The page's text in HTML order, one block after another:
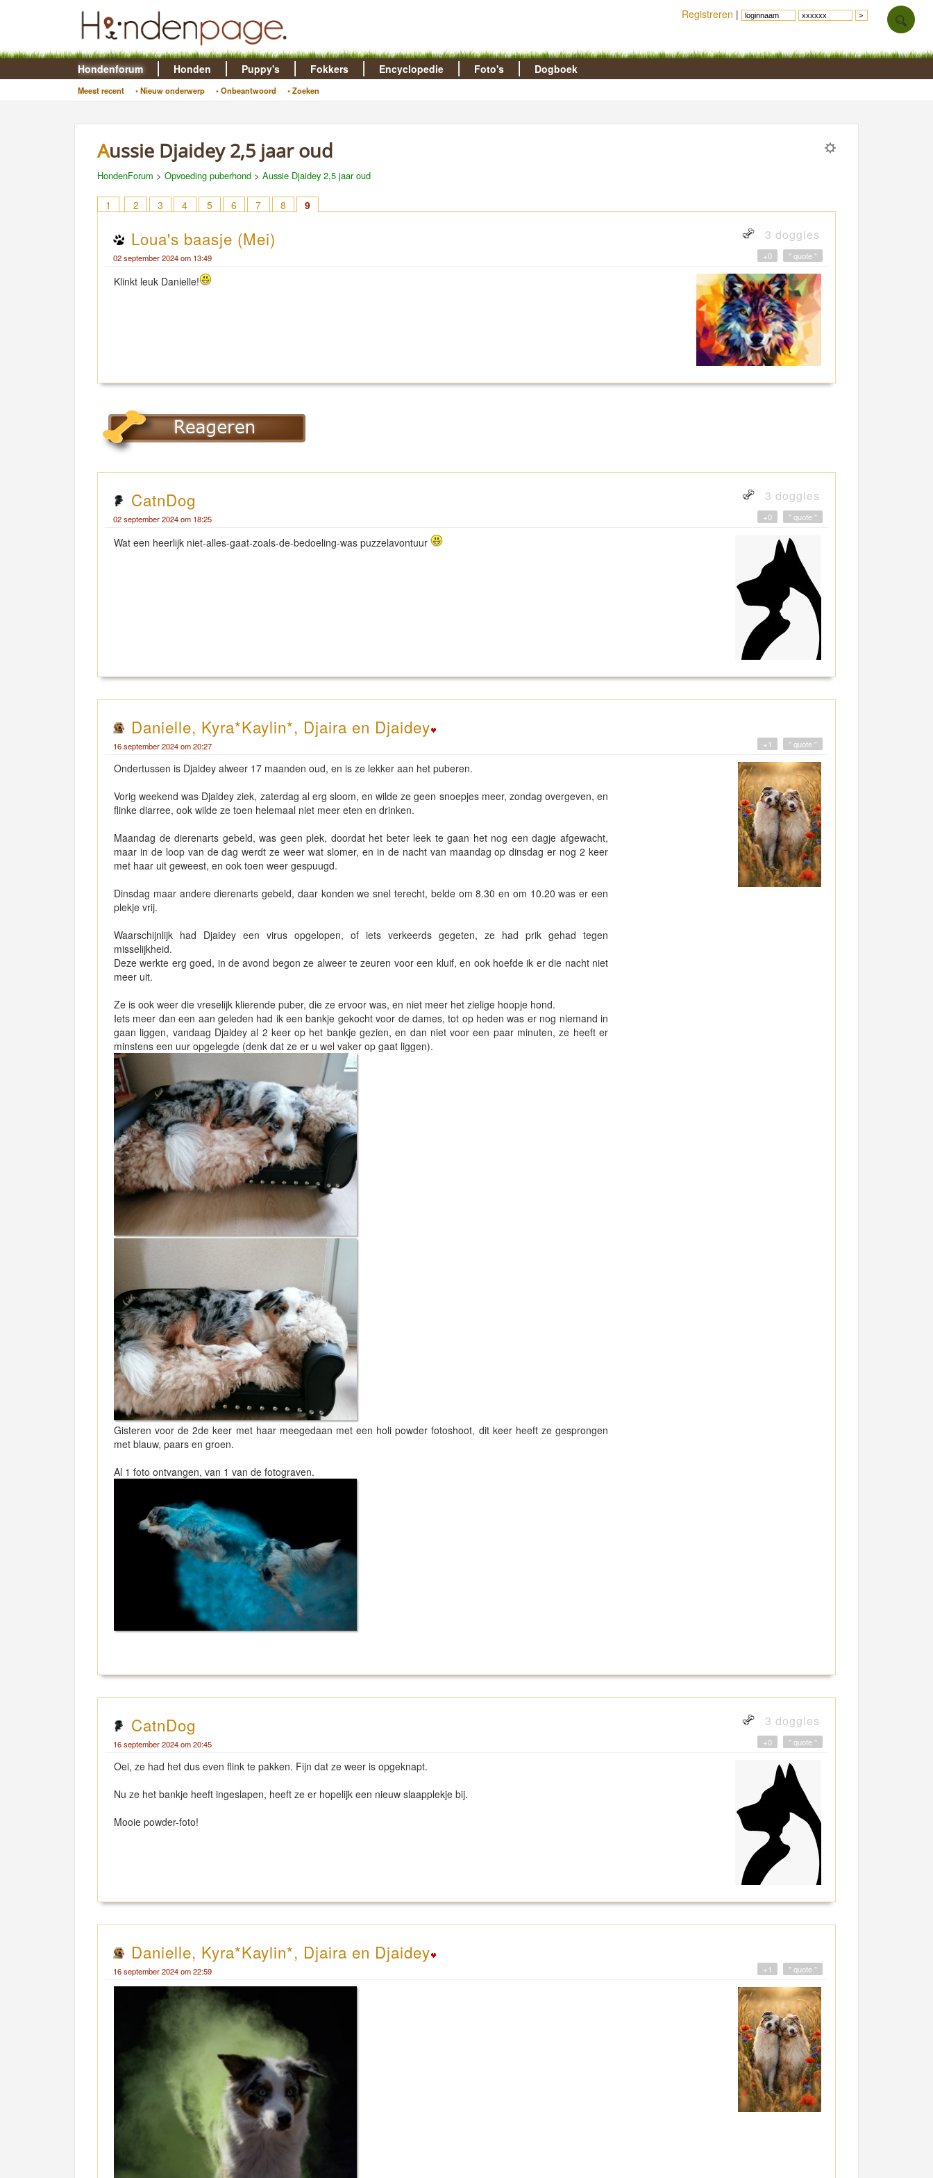
Hondenforum
Meest recent • Nieuw onderwerp • Onbeantwoord • Zoeken
Honden Puppy's Fokkers Encyclopedie Foto's Dogboek
Aussie Djaidey 2,5 jaar oud
HondenForum > Opvoeding puberhond > Aussie Djaidey 2,5 jaar oud
1 2 3 4 5 6 7 8 9
Loua's baasje (Mei) 3 doggies
02 september 2024 om 13:49 " quote "
+0
Klinkt leuk Danielle!
CatnDog 3 doggies
02 september 2024 om 18:25 " quote "
+0
Wat een heerlijk niet-alles-gaat-zoals-de-bedoeling-was puzzelavontuur
Danielle, Kyra*Kaylin*, Djaira en Djaidey
16 september 2024 om 20:27 " quote "
+1
Ondertussen is Djaidey alweer 17 maanden oud, en is ze lekker aan het puberen.
Vorig weekend was Djaidey ziek, zaterdag al erg sloom, en wilde ze geen snoepjes meer, zondag overgeven, en
flinke diarree, ook wilde ze toen helemaal niet meer eten en drinken.
Maandag de dierenarts gebeld, was geen plek, doordat het beter leek te gaan het nog een dagje afgewacht,
maar in de loop van de dag werdt ze weer wat slomer, en in de nacht van maandag op dinsdag er nog 2 keer
met haar uit geweest, en ook toen weer gespuugd.
Dinsdag maar andere dierenarts gebeld, daar konden we snel terecht, belde om 8.30 en om 10.20 was er een
plekje vrij.
Waarschijnlijk had Djaidey een virus opgelopen, of iets verkeerds gegeten, ze had prik gehad tegen
misselijkheid.
Deze werkte erg goed, in de avond begon ze alweer te zeuren voor een kluif, en ook hoefde ik er die nacht niet
meer uit.
Ze is ook weer die vreselijk klierende puber, die ze ervoor was, en niet meer het zielige hoopje hond.
Iets meer dan een aan geleden had ik een bankje gekocht voor de dames, tot op heden was er nog niemand in
gaan liggen, vandaag Djaidey al 2 keer op het bankje gezien, en dan niet voor een paar minuten, ze heeft er
minstens een uur opgelegde (denk dat ze er u wel vaker op gaat liggen).
Gisteren voor de 2de keer met haar meegedaan met een holi powder fotoshoot, dit keer heeft ze gesprongen
met blauw, paars en groen.
Al 1 foto ontvangen, van 1 van de fotograven.
CatnDog 3 doggies
16 september 2024 om 20:45 " quote "
+0
Oei, ze had het dus even flink te pakken. Fijn dat ze weer is opgeknapt.
Nu ze het bankje heeft ingeslapen, heeft ze er hopelijk een nieuw slaapplekje bij.
Mooie powder-foto!
Danielle, Kyra*Kaylin*, Djaira en Djaidey
16 september 2024 om 22:59 " quote "
+1
Registreren |